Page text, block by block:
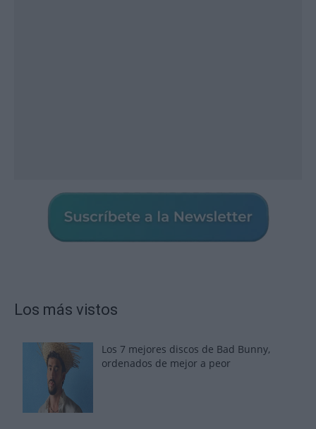
Los más vistos
Los 7 mejores discos de Bad Bunny,
ordenados de mejor a peor